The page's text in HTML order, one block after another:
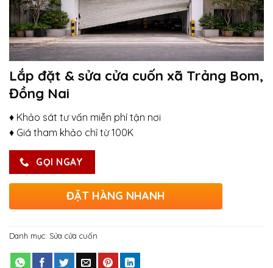
Lắp đặt & sửa cửa cuốn xã Trảng Bom,
Đồng Nai
♦ Khảo sát tư vấn miễn phí tận nơi
♦ Giá tham khảo chỉ từ 100K
GỌI NGAY
ĐẶT HÀNG NHANH
Danh mục: Sửa cửa cuốn